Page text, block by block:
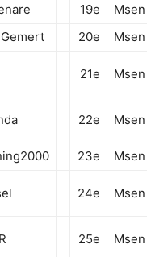
19e
Msen
Gemert 20e Msen
21e Msen
22e Msen
23e Msen
24e Msen
25e Msen